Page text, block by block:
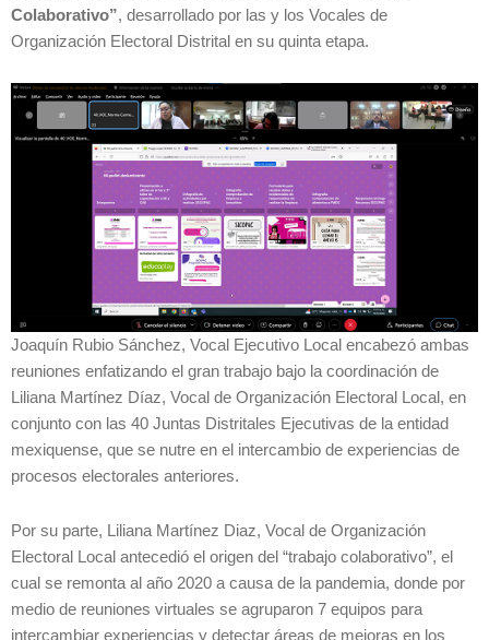
Colaborativo”, desarrollado por las y los Vocales de
Organización Electoral Distrital en su quinta etapa.
Joaquín Rubio Sánchez, Vocal Ejecutivo Local encabezó ambas
reuniones enfatizando el gran trabajo bajo la coordinación de
Liliana Martínez Díaz, Vocal de Organización Electoral Local, en
conjunto con las 40 Juntas Distritales Ejecutivas de la entidad
mexiquense, que se nutre en el intercambio de experiencias de
procesos electorales anteriores.
Por su parte, Liliana Martínez Diaz, Vocal de Organización
Electoral Local antecedió el origen del “trabajo colaborativo”, el
cual se remonta al año 2020 a causa de la pandemia, donde por
medio de reuniones virtuales se agruparon 7 equipos para
intercambiar experiencias y detectar áreas de mejoras en los